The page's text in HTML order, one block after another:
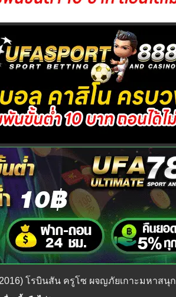
โรบินสัน ครูโซ ผจญภัยเกาะมหาสนุก